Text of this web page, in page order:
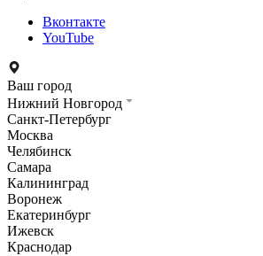
Вконтакте
YouTube
Ваш город
Нижний Новгород
Санкт-Петербург
Москва
Челябинск
Самара
Калининград
Воронеж
Екатеринбург
Ижевск
Краснодар